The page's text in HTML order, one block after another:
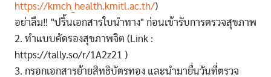
https://kmch_health.kmitl.ac.th/)
อย่าลืม‼️ "ปริ้นเอกสารใบนำทาง" ก่อนเข้ารับการตรวจสุขภาพ
2. ทำแบบคัดรองสุขภาพจิต (Link :
https://tally.so/r/1A2z21 )
3. กรอกเอกสารย้ายสิทธิบัตรทอง และนำมายื่นวันที่ตรวจ